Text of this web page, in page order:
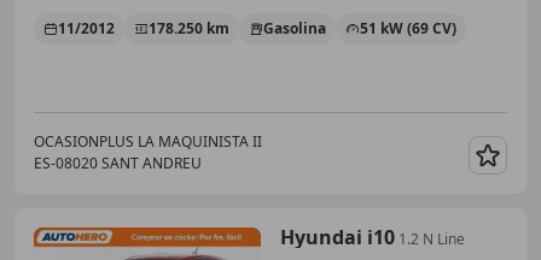
11/2012 178.250 km Gasolina 51 kW (69 CV)
OCASIONPLUS LA MAQUINISTA II
ES-08020 SANT ANDREU
Hyundai i10 1.2 N Line